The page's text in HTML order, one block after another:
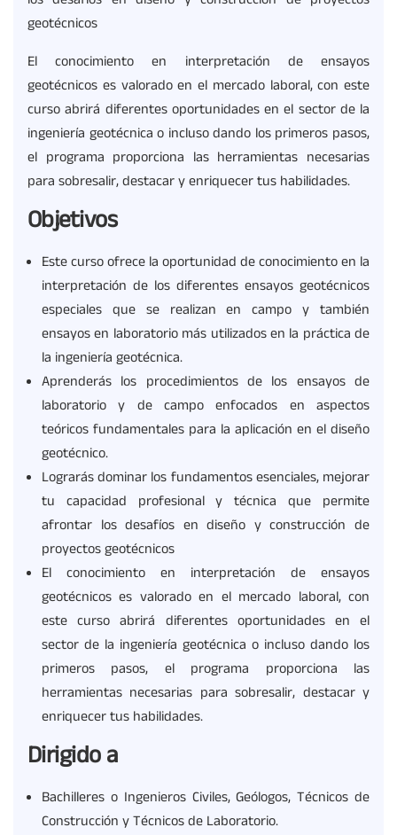
geotécnicos
El conocimiento en interpretación de ensayos
geotécnicos es valorado en el mercado laboral, con este
curso abrirá diferentes oportunidades en el sector de la
ingeniería geotécnica o incluso dando los primeros pasos,
el programa proporciona las herramientas necesarias
para sobresalir, destacar y enriquecer tus habilidades.
Objetivos
Este curso ofrece la oportunidad de conocimiento en la
interpretación de los diferentes ensayos geotécnicos
especiales que se realizan en campo y también
ensayos en laboratorio más utilizados en la práctica de
la ingeniería geotécnica.
Aprenderás los procedimientos de los ensayos de
laboratorio y de campo enfocados en aspectos
teóricos fundamentales para la aplicación en el diseño
geotécnico.
Lograrás dominar los fundamentos esenciales, mejorar
tu capacidad profesional y técnica que permite
afrontar los desafíos en diseño y construcción de
proyectos geotécnicos
El conocimiento en interpretación de ensayos
geotécnicos es valorado en el mercado laboral, con
este curso abrirá diferentes oportunidades en el
sector de la ingeniería geotécnica o incluso dando los
primeros pasos, el programa proporciona las
herramientas necesarias para sobresalir, destacar y
enriquecer tus habilidades.
Dirigido a
Bachilleres o Ingenieros Civiles, Geólogos, Técnicos de
Construcción y Técnicos de Laboratorio.